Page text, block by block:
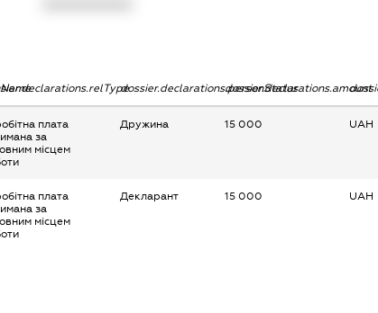
dossier.declarations.personStatusdossier.declarations.amount
плата
за
місцем
Дружина 15 000 UAH
плата
за
місцем
Декларант 15 000 UAH